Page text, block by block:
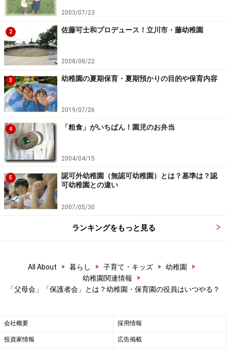
保育園の送迎シミュレーション！子育て生活のスケ
ジュールを作ろう
通園バッグ（保育園・幼稚園）の選び方・手作りの
ポイント
子供を早く寝かせる方法！夜9時までに寝かせる準
備
幼稚園との相性が合わないと感じたら？転園も選択
肢のひとつ
幼稚園に入園したて、「泣く」子供への対処法
※記事内容は執筆時点のものです。最新の内容をご確認くださ
い。
【編集部おすすめの購入サイト】
Amazonで人気の幼稚園グッズをチェック！
楽天市場で人気の幼稚園グッズをチェック！
2003/07/23
2 佐藤可士和プロデュース！立川市・藤幼稚園
2008/08/22
3 幼稚園の夏期保育・夏期預かりの目的や保育内容
2019/07/26
4 「粗食」がいちばん！園児のお弁当
2004/04/15
5
認可外幼稚園（無認可幼稚園）とは？基準は？認
可幼稚園との違い
2007/05/30
ランキングをもっと見る
All About > 暮らし > 子育て・キッズ > 幼稚園
>
幼稚園関連情報
>
「父母会」「保護者会」とは？幼稚園・保育園の役員はいつやる？
会社概要 採用情報
投資家情報 広告掲載